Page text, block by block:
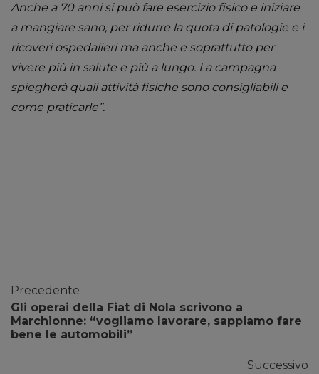
Anche a 70 anni si può fare esercizio fisico e iniziare
a mangiare sano, per ridurre la quota di patologie e i
ricoveri ospedalieri ma anche e soprattutto per
vivere più in salute e più a lungo. La campagna
spiegherà quali attività fisiche sono consigliabili e
come praticarle”.
Precedente
Gli operai della Fiat di Nola scrivono a
Marchionne: “vogliamo lavorare, sappiamo fare
bene le automobili”
Successivo